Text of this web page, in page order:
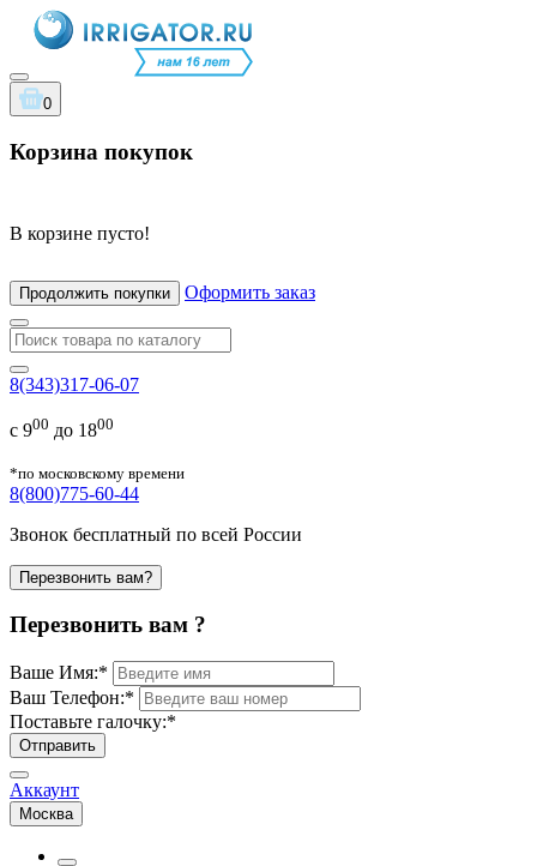
0
Корзина покупок
В корзине пусто!
Продолжить покупки Оформить заказ
8(343)317-06-07
с 900 до 1800
*по московскому времени
8(800)775-60-44
Звонок бесплатный по всей России
Перезвонить вам?
Перезвонить вам ?
Ваше Имя:*
Ваш Телефон:*
Поставьте галочку:*
Отправить
Аккаунт
Москва